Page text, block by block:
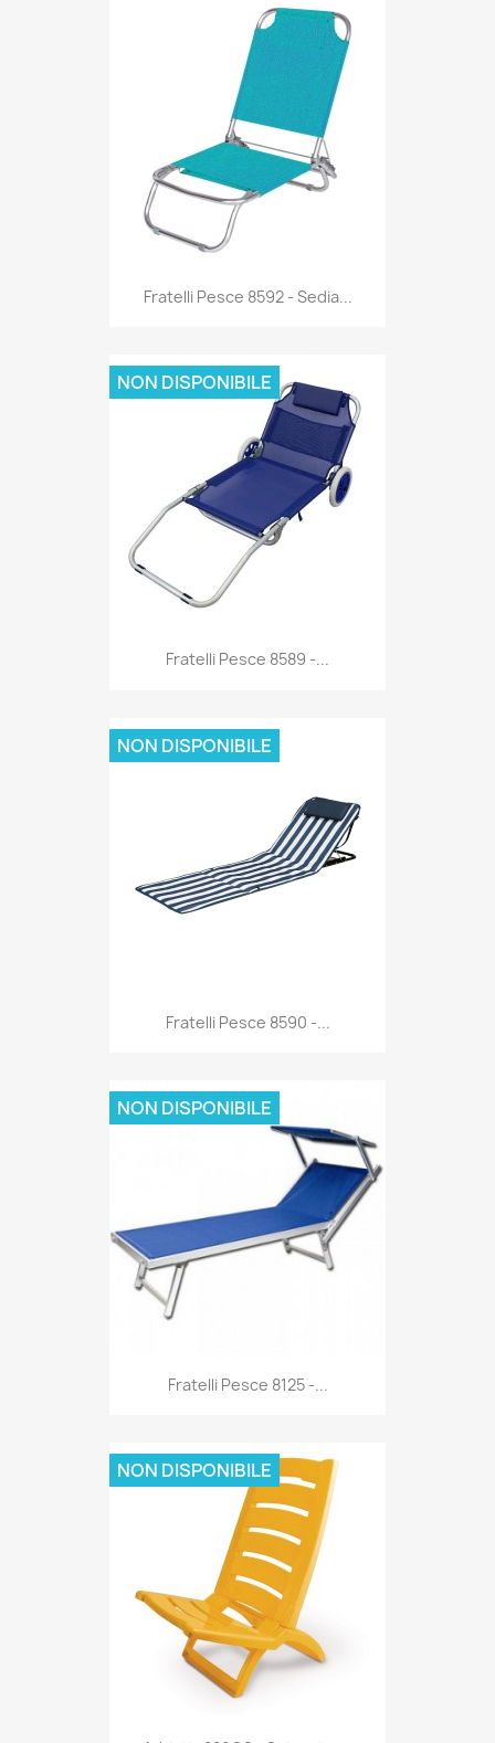
Anteprima
Fratelli Pesce 8592 - Sedia...
Anteprima
Fratelli Pesce 8589 -...
NON DISPONIBILE
Anteprima
Fratelli Pesce 8590 -...
NON DISPONIBILE
Anteprima
Fratelli Pesce 8125 -...
NON DISPONIBILE
NON DISPONIBILE